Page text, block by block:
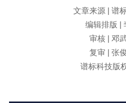
文章来源 | 谱
编辑排版 |
审核 | 邓
复审 | 张
谱标科技版